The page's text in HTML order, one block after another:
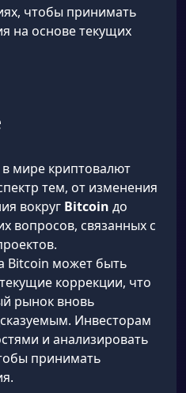
чтобы принимать
на основе текущих
мире криптовалют
тем, от изменения
вокруг Bitcoin до
вопросов, связанных с
Bitcoin может быть
коррекции, что
рынок вновь
Инвесторам
и анализировать
принимать